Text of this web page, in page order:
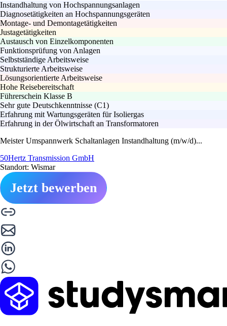
Instandhaltung von Hochspannungsanlagen
Diagnosetätigkeiten an Hochspannungsgeräten
Montage- und Demontagetätigkeiten
Justagetätigkeiten
Austausch von Einzelkomponenten
Funktionsprüfung von Anlagen
Selbstständige Arbeitsweise
Strukturierte Arbeitsweise
Lösungsorientierte Arbeitsweise
Hohe Reisebereitschaft
Führerschein Klasse B
Sehr gute Deutschkenntnisse (C1)
Erfahrung mit Wartungsgeräten für Isoliergas
Erfahrung in der Ölwirtschaft an Transformatoren
Meister Umspannwerk Schaltanlagen Instandhaltung (m/w/d)...
50Hertz Transmission GmbH
Standort: Wismar
Jetzt bewerben